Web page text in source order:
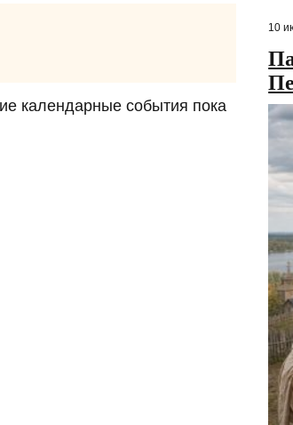
календарные события пока
10